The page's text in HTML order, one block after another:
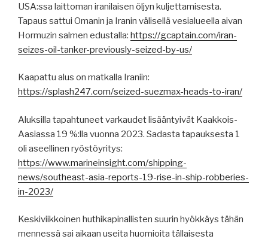
USA:ssa laittoman iranilaisen öljyn kuljettamisesta.
Tapaus sattui Omanin ja Iranin välisellä vesialueella aivan
Hormuzin salmen edustalla: https://gcaptain.com/iran-
seizes-oil-tanker-previously-seized-by-us/
Kaapattu alus on matkalla Iraniin:
https://splash247.com/seized-suezmax-heads-to-iran/
Aluksilla tapahtuneet varkaudet lisääntyivät Kaakkois-
Aasiassa 19 %:lla vuonna 2023. Sadasta tapauksesta 1
oli aseellinen ryöstöyritys:
https://www.marineinsight.com/shipping-
news/southeast-asia-reports-19-rise-in-ship-robberies-
in-2023/
Keskiviikkoinen huthikapinallisten suurin hyökkäys tähän
mennessä sai aikaan useita huomioita tällaisesta